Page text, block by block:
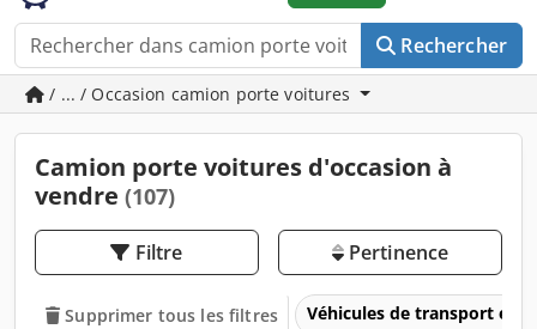
Rechercher
/ ... / Occasion camion porte voitures
Camion porte voitures d'occasion à
vendre (107)
Filtre Pertinence
Supprimer tous les filtres Véhicules de transport et